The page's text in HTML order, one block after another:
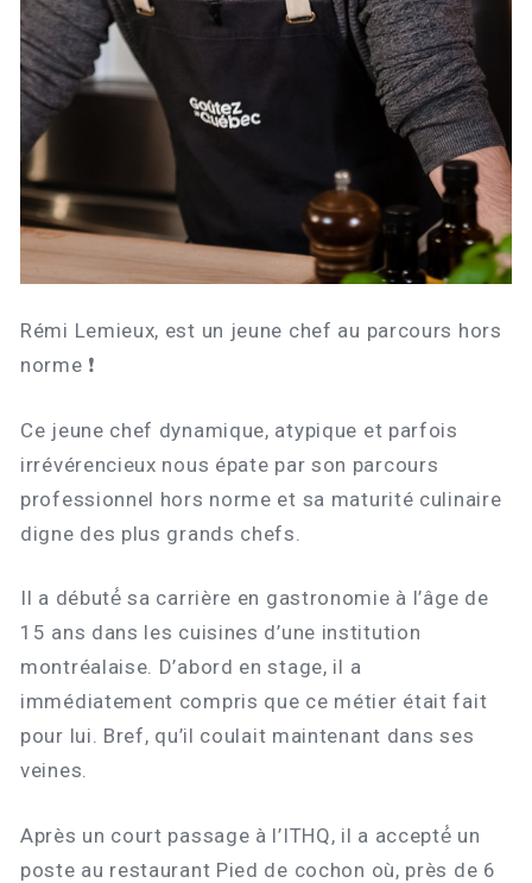
Rémi Lemieux, est un jeune chef au parcours hors
norme ❗️
Ce jeune chef dynamique, atypique et parfois
irrévérencieux nous épate par son parcours
professionnel hors norme et sa maturité culinaire
digne des plus grands chefs.
Il a débuté́ sa carrière en gastronomie à l’âge de
15 ans dans les cuisines d’une institution
montréalaise. D’abord en stage, il a
immédiatement compris que ce métier était fait
pour lui. Bref, qu’il coulait maintenant dans ses
veines.
Après un court passage à l’ITHQ, il a accepté́ un
poste au restaurant Pied de cochon où, près de 6